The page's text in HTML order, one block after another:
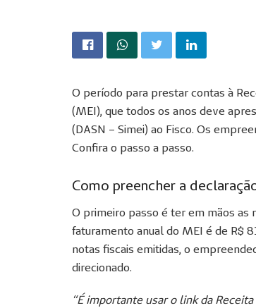
O período para prestar contas à
(MEI), que todos os anos deve
(DASN – Simei) ao Fisco. Os
Confira o passo a passo.
Como preencher a
O primeiro passo é ter em mãos
faturamento anual do MEI é de R$
notas fiscais emitidas, o
direcionado.
“É importante usar o link da